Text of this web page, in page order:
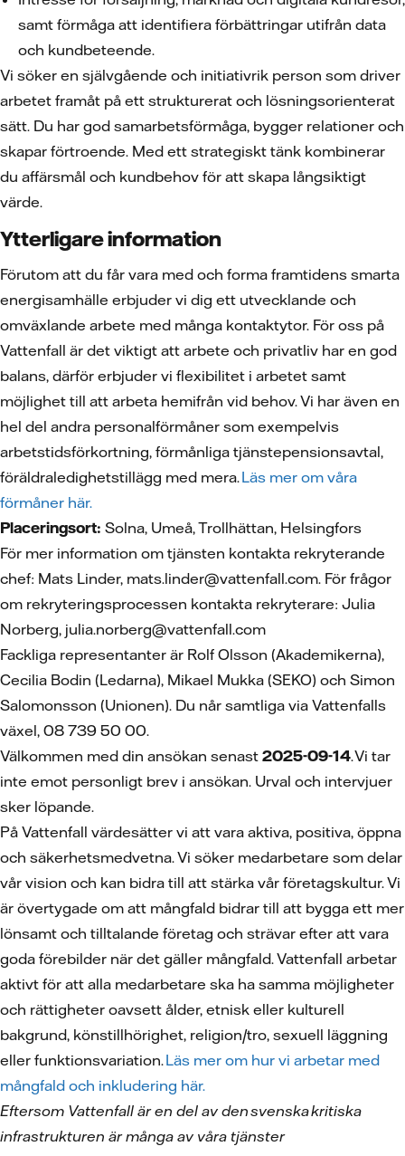
samt förmåga att identifiera förbättringar utifrån data
och kundbeteende.
Vi söker en självgående och initiativrik person som driver
arbetet framåt på ett strukturerat och lösningsorienterat
sätt. Du har god samarbetsförmåga, bygger relationer och
skapar förtroende. Med ett strategiskt tänk kombinerar
du affärsmål och kundbehov för att skapa långsiktigt
värde.
Ytterligare information
Förutom att du får vara med och forma framtidens smarta
energisamhälle erbjuder vi dig ett utvecklande och
omväxlande arbete med många kontaktytor. För oss på
Vattenfall är det viktigt att arbete och privatliv har en god
balans, därför erbjuder vi flexibilitet i arbetet samt
möjlighet till att arbeta hemifrån vid behov. Vi har även en
hel del andra personalförmåner som exempelvis
arbetstidsförkortning, förmånliga tjänstepensionsavtal,
föräldraledighetstillägg med mera.Läs mer om våra
förmåner här.
Placeringsort: Solna, Umeå, Trollhättan, Helsingfors
För mer information om tjänsten kontakta rekryterande
chef: Mats Linder, mats.linder@vattenfall.com. För frågor
om rekryteringsprocessen kontakta rekryterare: Julia
Norberg, julia.norberg@vattenfall.com
Fackliga representanter är Rolf Olsson (Akademikerna),
Cecilia Bodin (Ledarna), Mikael Mukka (SEKO) och Simon
Salomonsson (Unionen). Du når samtliga via Vattenfalls
växel, 08 739 50 00.
Välkommen med din ansökan senast 2025-09-14. Vi tar
inte emot personligt brev i ansökan. Urval och intervjuer
sker löpande.
På Vattenfall värdesätter vi att vara aktiva, positiva, öppna
och säkerhetsmedvetna. Vi söker medarbetare som delar
vår vision och kan bidra till att stärka vår företagskultur. Vi
är övertygade om att mångfald bidrar till att bygga ett mer
lönsamt och tilltalande företag och strävar efter att vara
goda förebilder när det gäller mångfald. Vattenfall arbetar
aktivt för att alla medarbetare ska ha samma möjligheter
och rättigheter oavsett ålder, etnisk eller kulturell
bakgrund, könstillhörighet, religion/tro, sexuell läggning
eller funktionsvariation.Läs mer om hur vi arbetar med
mångfald och inkludering här.
Eftersom Vattenfall är en del av den svenska kritiska
infrastrukturen är många av våra tjänster